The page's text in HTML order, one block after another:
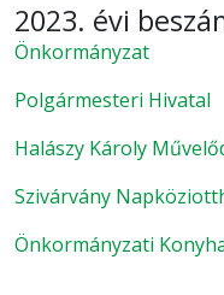
2023. évi
Önkormányzat
Polgármesteri Hivatal
Halászy Károly
Szivárvány
Önkormányzati